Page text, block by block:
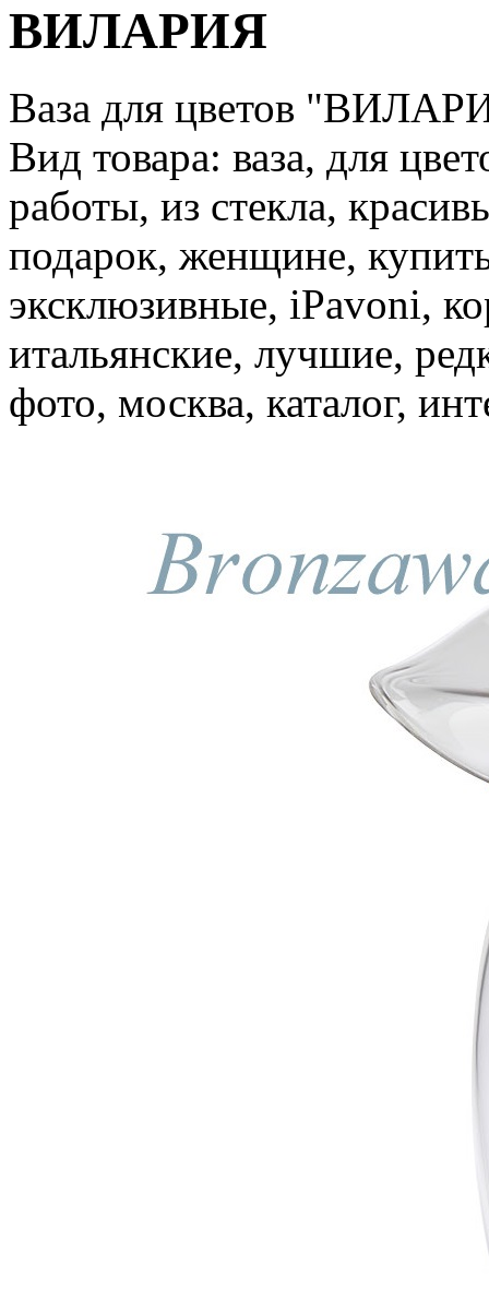
ВИЛАРИЯ
Ваза для цветов
Вид товара: ваза, для
работы, из стекла,
подарок, женщине,
эксклюзивные, iPavoni,
итальянские, лучшие,
фото, москва, каталог,